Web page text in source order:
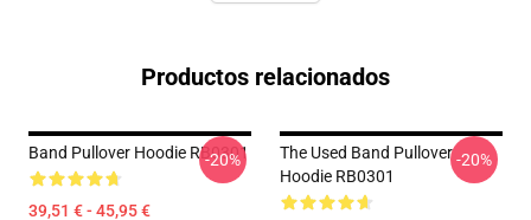
Productos relacionados
Band Pullover Hoodie RB0301
39,51 € - 45,95 €
-20%
The Used Band Pullover
Hoodie RB0301
-20%